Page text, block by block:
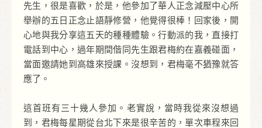
先生，很是喜歡，於是，他參加了華人正念減壓中心所
舉辦的五日正念止語靜修營，他覺得很棒！回家後，開
心地與我分享這五天的種種體驗。行動派的我，直接打
電話到中心，過年期間偕同先生跟君梅約在嘉義碰面，
當面邀請她到高雄來授課。沒想到，君梅毫不猶豫就答
應了。
這首班有三十幾人參加。老實說，當時我從來沒想過
到，君梅每星期從台北下來是很辛苦的，單次車程來回